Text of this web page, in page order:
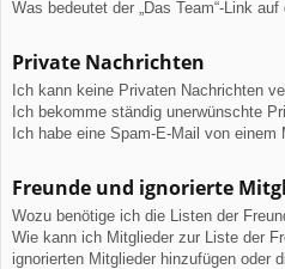
Was bedeutet der „Das Team“-Link
Private Nachrichten
Ich kann keine Privaten Nachrichten
Ich bekomme ständig unerwünschte
Ich habe eine Spam-E-Mail von
Freunde und ignorierte
Wozu benötige ich die Listen der
Wie kann ich Mitglieder zur Liste der
ignorierten Mitglieder hinzufügen oder